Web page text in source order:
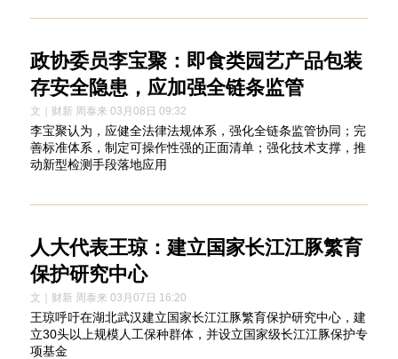
政协委员李宝聚：即食类园艺产品包装
存安全隐患，应加强全链条监管
文｜财新 周泰来 03月08日 09:32
李宝聚认为，应健全法律法规体系，强化全链条监管协同；完
善标准体系，制定可操作性强的正面清单；强化技术支撑，推
动新型检测手段落地应用
人大代表王琼：建立国家长江江豚繁育
保护研究中心
文｜财新 周泰来 03月07日 16:20
王琼呼吁在湖北武汉建立国家长江江豚繁育保护研究中心，建
立30头以上规模人工保种群体，并设立国家级长江江豚保护专
项基金